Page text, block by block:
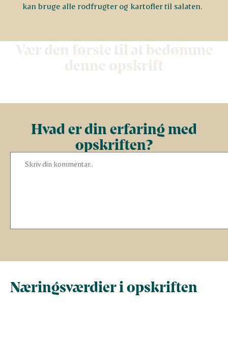
kan bruge alle rodfrugter og kartofler til salaten.
Vær den første til at bedømme
denne opskrift
Hvad er din erfaring med
opskriften?
Næringsværdier i opskriften